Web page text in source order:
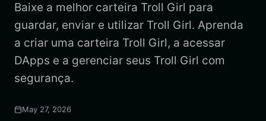
Baixe a melhor carteira Troll Girl para
guardar, enviar e utilizar Troll Girl. Aprenda
a criar uma carteira Troll Girl, a acessar
DApps e a gerenciar seus Troll Girl com
segurança.
May 27, 2026